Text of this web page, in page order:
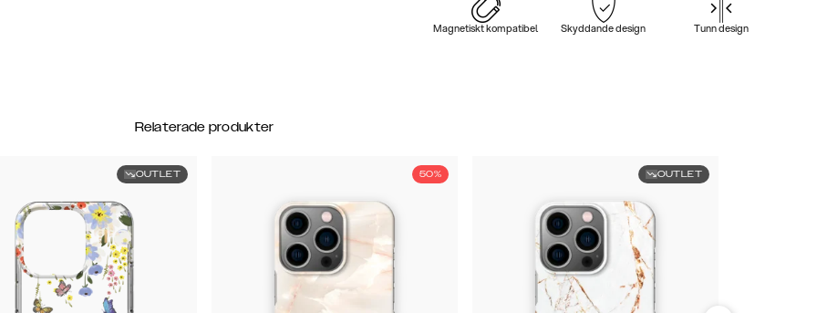
Magnetiskt kompatibel Skyddande design Tunn design
Relaterade produkter
OUTLET 50% OUTLET